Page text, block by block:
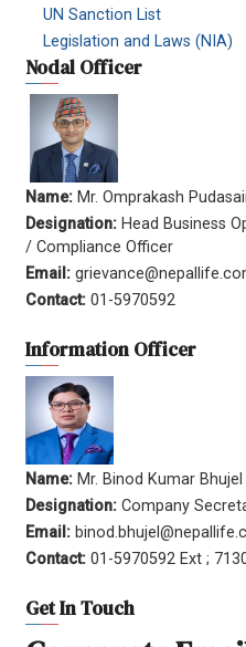
UN Sanction List
Legislation and Laws (NIA)
Nodal Officer
Name: Mr. Omprakash
Designation: Head Business
/ Compliance Officer
Email:
Contact: 01-5970592
Information Officer
Name: Mr. Binod Kumar
Designation: Company
Email:
Contact: 01-5970592 Ext ;
Get In Touch